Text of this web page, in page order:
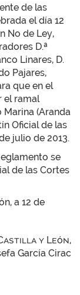
de las
el día 12
No de Ley,
D.ª
Linares, D.
Pajares,
que en el
el ramal
(Aranda
Oficial de las
julio de 2013.
se
de las Cortes
a 12 de
y León,
García Cirac